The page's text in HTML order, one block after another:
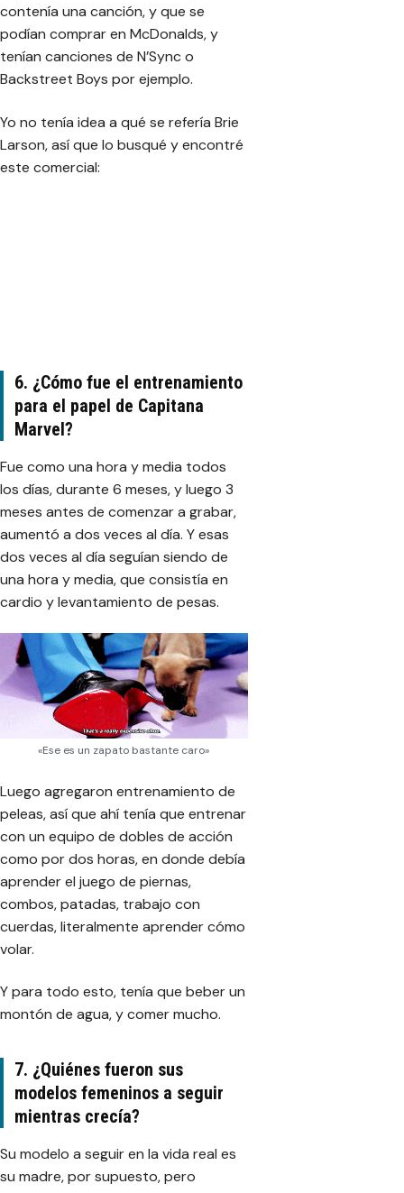
contenía una canción, y que se
podían comprar en McDonalds, y
tenían canciones de N’Sync o
Backstreet Boys por ejemplo.
Yo no tenía idea a qué se refería Brie
Larson, así que lo busqué y encontré
este comercial:
6. ¿Cómo fue el entrenamiento
para el papel de Capitana
Marvel?
Fue como una hora y media todos
los días, durante 6 meses, y luego 3
meses antes de comenzar a grabar,
aumentó a dos veces al día. Y esas
dos veces al día seguían siendo de
una hora y media, que consistía en
cardio y levantamiento de pesas.
«Ese es un zapato bastante caro»
Luego agregaron entrenamiento de
peleas, así que ahí tenía que entrenar
con un equipo de dobles de acción
como por dos horas, en donde debía
aprender el juego de piernas,
combos, patadas, trabajo con
cuerdas, literalmente aprender cómo
volar.
Y para todo esto, tenía que beber un
montón de agua, y comer mucho.
7. ¿Quiénes fueron sus
modelos femeninos a seguir
mientras crecía?
Su modelo a seguir en la vida real es
su madre, por supuesto, pero